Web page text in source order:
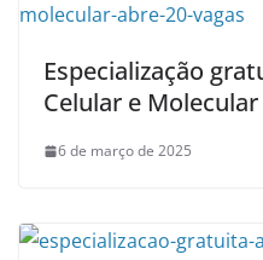
Especialização
Celular e
6 de março de 2025